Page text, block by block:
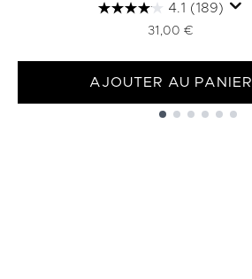
4.1 (189)
31,00 €
AJOUTER AU PANIER